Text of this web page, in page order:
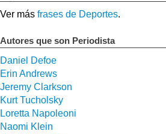
Ver más frases de Deportes.
Autores que son Periodista
Daniel Defoe
Erin Andrews
Jeremy Clarkson
Kurt Tucholsky
Loretta Napoleoni
Naomi Klein